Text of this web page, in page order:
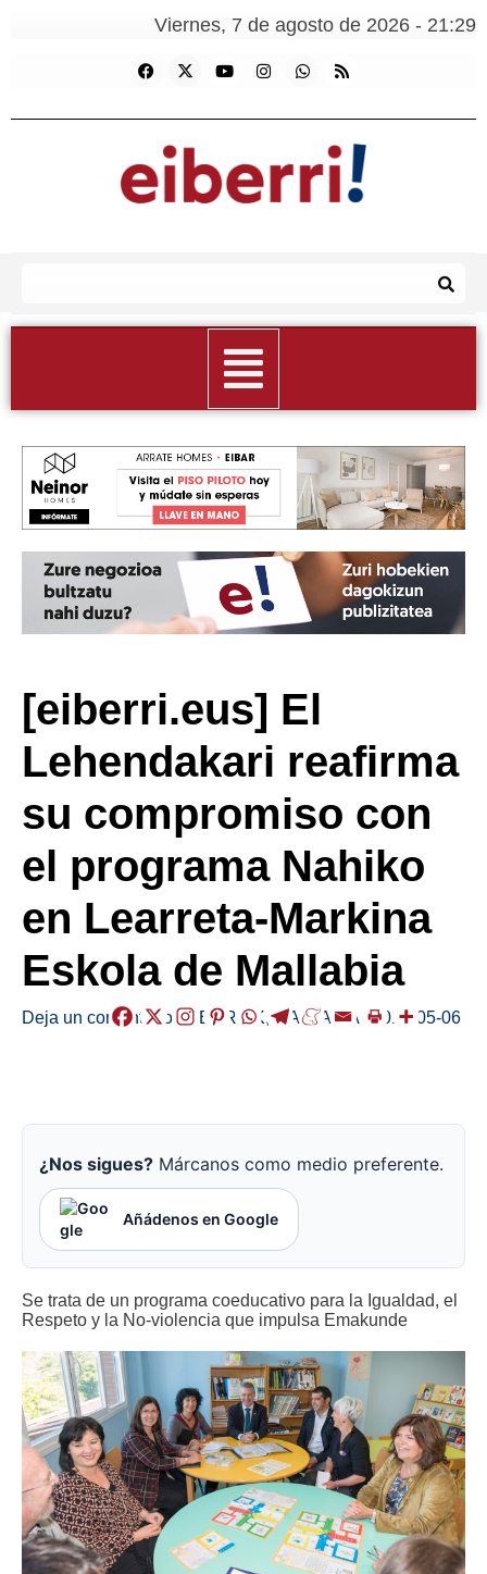
Viernes, 7 de agosto de 2026 - 21:29
[eiberri.eus] El
Lehendakari reafirma
su compromiso con
el programa Nahiko
en Learreta-Markina
Eskola de Mallabia
Deja un comentario /HERRIAK,MALLABIA/2019-05-06
¿Nos sigues? Márcanos como medio preferente.
Añádenos en Google
Se trata de un programa coeducativo para la Igualdad, el
Respeto y la No-violencia que impulsa Emakunde